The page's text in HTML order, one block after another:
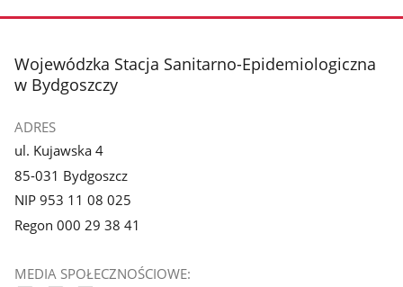
stopka
Wojewódzka Stacja Sanitarno-Epidemiologiczna
w Bydgoszczy
ADRES
ul. Kujawska 4
85-031 Bydgoszcz
NIP 953 11 08 025
Regon 000 29 38 41
MEDIA SPOŁECZNOŚCIOWE: